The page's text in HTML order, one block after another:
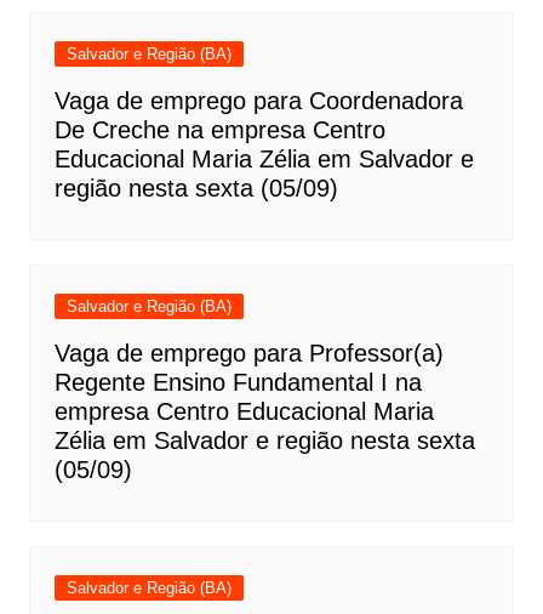
Salvador e Região (BA)
Vaga de emprego para Coordenadora
De Creche na empresa Centro
Educacional Maria Zélia em Salvador e
região nesta sexta (05/09)
Salvador e Região (BA)
Vaga de emprego para Professor(a)
Regente Ensino Fundamental I na
empresa Centro Educacional Maria
Zélia em Salvador e região nesta sexta
(05/09)
Salvador e Região (BA)